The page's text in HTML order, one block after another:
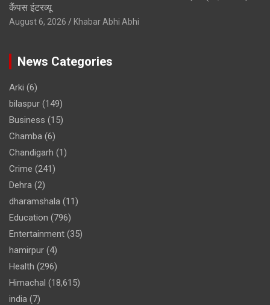
कैंपस इंटरव्यू
August 6, 2026 Khabar Abhi Abhi
News Categories
Arki (6)
bilaspur (149)
Business (15)
Chamba (6)
Chandigarh (1)
Crime (241)
Dehra (2)
dharamshala (11)
Education (796)
Entertainment (35)
hamirpur (4)
Health (296)
Himachal (18,615)
india (7)